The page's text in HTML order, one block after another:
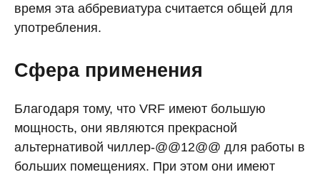
время эта аббревиатура считается общей для
употребления.
Сфера применения
Благодаря тому, что VRF имеют большую
мощность, они являются прекрасной
альтернативой чиллер-@@12@@ для работы в
больших помещениях. При этом они имеют